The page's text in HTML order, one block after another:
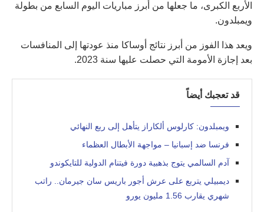
الأربع الكبرى، ما جعلها من أبرز مباريات اليوم السابع من بطولة
ويمبلدون.
ويعد هذا الفوز من أبرز نتائج أوساكا منذ عودتها إلى المنافسات
بعد إجازة الأمومة التي حصلت عليها سنة 2023.
قد تعجبك أيضاً
ويمبلدون: كارلوس ألكاراز يتأهل إلى ربع النهائي
فرنسا ضد إسبانيا – مواجهة الأبطال العظماء
آدم السالمي يتوج بذهبية دورة فيتنام الدولية للتايكوندو
ديمبيلي يتربع على عرش أجور باريس سان جيرمان.. راتب
شهري يقارب 1.56 مليون يورو